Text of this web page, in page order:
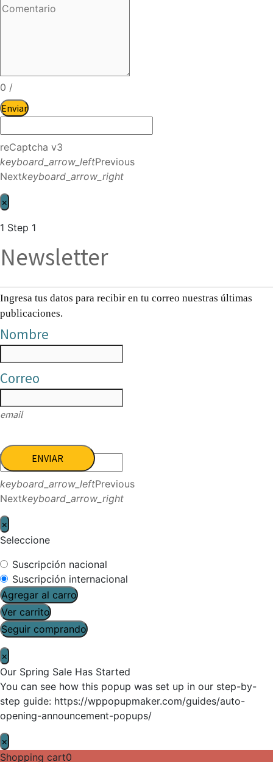
0 /
Enviar
reCaptcha v3
keyboard_arrow_leftPrevious
Nextkeyboard_arrow_right
×
1 Step 1
Newsletter
Ingresa tus datos para recibir en tu correo nuestras últimas
publicaciones.
Nombre
Correo
email
ENVIAR
keyboard_arrow_leftPrevious
Nextkeyboard_arrow_right
×
Seleccione
Suscripción nacional
Suscripción internacional
Agregar al carro
Ver carrito
Seguir comprando
×
Our Spring Sale Has Started
You can see how this popup was set up in our step-by-
step guide: https://wppopupmaker.com/guides/auto-
opening-announcement-popups/
×
Shopping cart0